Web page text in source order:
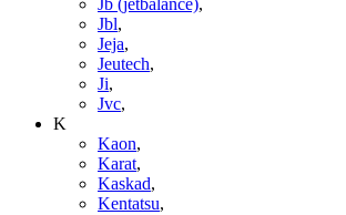
Jbl,
Jeja,
Jeutech,
Ji,
Jvc,
K
Kaon,
Karat,
Kaskad,
Kentatsu,